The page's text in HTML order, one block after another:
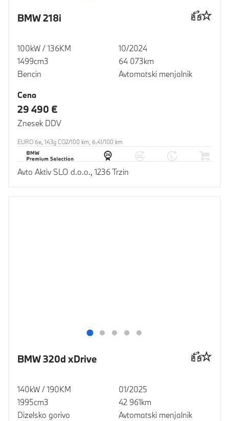
BMW 218i
100kW / 136KM
1499cm3
Bencin
10/2024
64 073km
Avtomatski menjalnik
Cena
29 490 €
Znesek DDV
EURO 6e, 143g CO2/100 km, 6.4l/100 km
Avto Aktiv SLO d.o.o., 1236 Trzin
BMW 320d xDrive
140kW / 190KM
1995cm3
Dizelsko gorivo
01/2025
42 961km
Avtomatski menjalnik